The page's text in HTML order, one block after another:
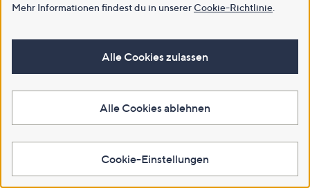
Mehr Informationen findest du in unsererCookie-Richtlinie
Alle Cookies zulassen
Alle Cookies ablehnen
Cookie-Einstellungen